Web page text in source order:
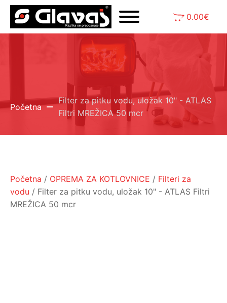
0.00€
Početna
Filter za pitku vodu, uložak 10" - ATLAS
Filtri MREŽICA 50 mcr
Početna / OPREMA ZA KOTLOVNICE / Filteri za
vodu / Filter za pitku vodu, uložak 10" - ATLAS Filtri
MREŽICA 50 mcr